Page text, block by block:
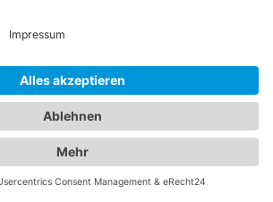
Fachkräfte für
Augenarzt finden!